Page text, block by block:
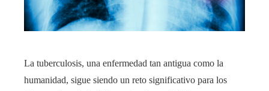
La tuberculosis, una enfermedad tan antigua como la
humanidad, sigue siendo un reto significativo para los